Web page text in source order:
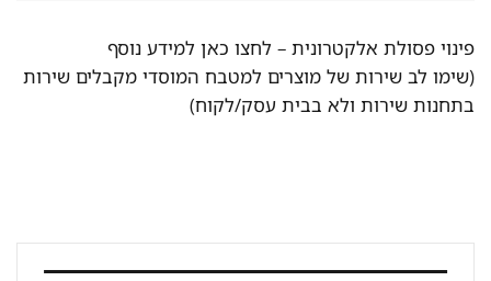
פינוי פסולת אלקטרונית –לחצו כאן למידע נוסף
(שימו לב שירות של מוצרים למטבח המוסדי מקבלים שירות
בתחנות שירות ולא בבית עסק/לקוח)